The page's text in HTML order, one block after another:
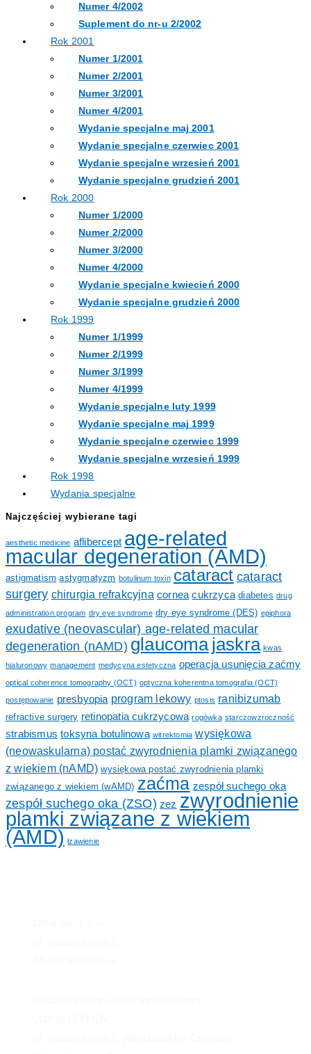
Numer 4/2002
Suplement do nr-u 2/2002
Rok 2001
Numer 1/2001
Numer 2/2001
Numer 3/2001
Numer 4/2001
Wydanie specjalne maj 2001
Wydanie specjalne czerwiec 2001
Wydanie specjalne wrzesień 2001
Wydanie specjalne grudzień 2001
Rok 2000
Numer 1/2000
Numer 2/2000
Numer 3/2000
Numer 4/2000
Wydanie specjalne kwiecień 2000
Wydanie specjalne grudzień 2000
Rok 1999
Numer 1/1999
Numer 2/1999
Numer 3/1999
Numer 4/1999
Wydanie specjalne luty 1999
Wydanie specjalne maj 1999
Wydanie specjalne czerwiec 1999
Wydanie specjalne wrzesień 1999
Rok 1998
Wydania specjalne
Najczęściej wybierane tagi
aesthetic medicine aflibercept age-related
macular degeneration (AMD)
astigmatism astygmatyzm botulinum toxin cataract cataract
surgery chirurgia refrakcyjna cornea cukrzyca diabetes drug
administration program dry eye syndrome dry eye syndrome (DES) epiphora
exudative (neovascular) age-related macular
degeneration (nAMD) glaucomajaskra kwas
hialuronowy management medycyna estetyczna operacja usunięcia zaćmy
optical coherence tomography (OCT) optyczna koherentna tomografia (OCT)
postępowanie presbyopia program lekowy ptosis ranibizumab
refractive surgery retinopatia cukrzycowa rogówka starczowzroczność
strabismus toksyna botulinowa witrektomia wysiękowa
(neowaskularna) postać zwyrodnienia plamki związanego
z wiekiem (nAMD) wysiękowa postać zwyrodnienia plamki
związanego z wiekiem (wAMD) zaćma zespół suchego oka
zespół suchego oka (ZSO) zez zwyrodnienie
plamki związane z wiekiem
(AMD) łzawienie